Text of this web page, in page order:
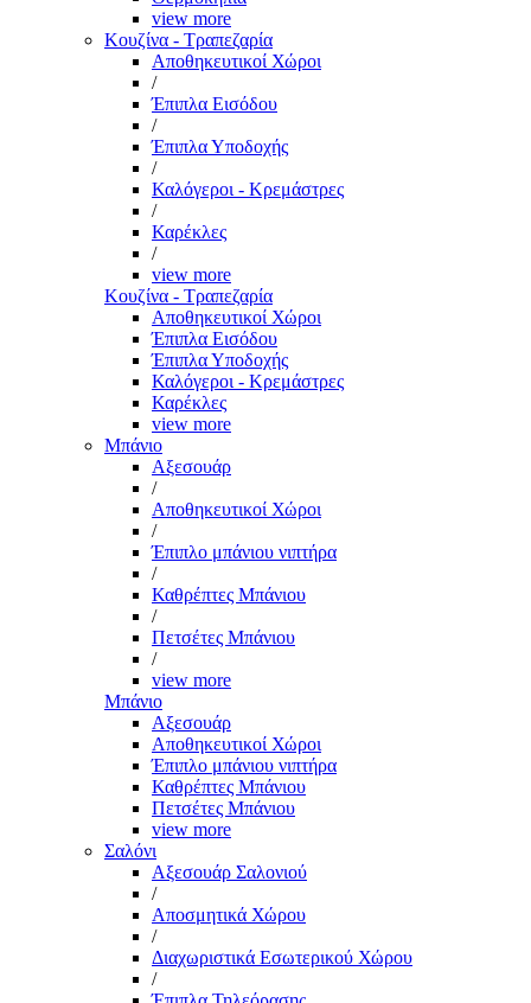
view more
Κουζίνα - Τραπεζαρία
Αποθηκευτικοί Χώροι
/
Έπιπλα Εισόδου
/
Έπιπλα Υποδοχής
/
Καλόγεροι - Κρεμάστρες
/
Καρέκλες
/
view more
Κουζίνα - Τραπεζαρία
Αποθηκευτικοί Χώροι
Έπιπλα Εισόδου
Έπιπλα Υποδοχής
Καλόγεροι - Κρεμάστρες
Καρέκλες
view more
Μπάνιο
Αξεσουάρ
/
Αποθηκευτικοί Χώροι
/
Έπιπλο μπάνιου νιπτήρα
/
Καθρέπτες Μπάνιου
/
Πετσέτες Μπάνιου
/
view more
Μπάνιο
Αξεσουάρ
Αποθηκευτικοί Χώροι
Έπιπλο μπάνιου νιπτήρα
Καθρέπτες Μπάνιου
Πετσέτες Μπάνιου
view more
Σαλόνι
Αξεσουάρ Σαλονιού
/
Αποσμητικά Χώρου
/
Διαχωριστικά Εσωτερικού Χώρου
/